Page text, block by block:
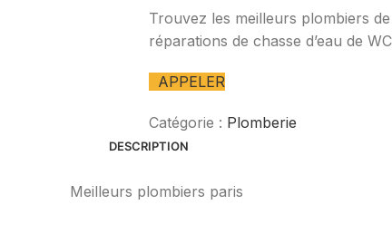
Trouvez les meilleurs plombiers
réparations de chasse d’eau de
APPELER
Catégorie : Plomberie
DESCRIPTION